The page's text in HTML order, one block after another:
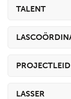
TALENT
LASSER